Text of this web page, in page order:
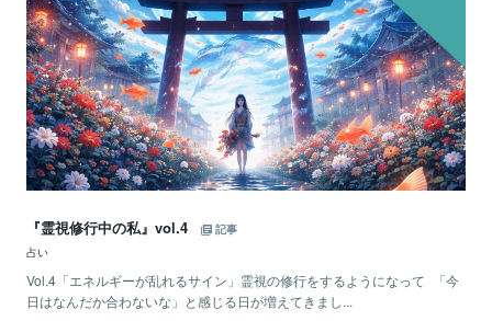
『霊視修行中の私』vol.4
記事
占い
Vol.4「エネルギーが乱れるサイン」霊視の修行をするようになって 「今
日はなんだか合わないな」と感じる日が増えてきまし...